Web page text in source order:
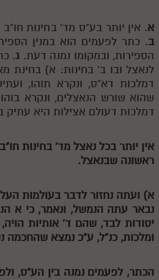
ספרים להורדה
מנוע חיפוש בספרים
תלמוד עשר הספירות בעיון
תלמוד עשר הספירות חלק א
תע"ס חלק ג' עיון
תלמוד עשר הספירות חלק ה
תלמוד עשר הספירות חלק ו
תלמוד עשר הספירות חלק ח
א. אין יותר בע"ס מד' בחינות
ב. כתר לפעמים הוא במנין
הספירות, ובמקומו נמנה דעת. ג.
לנאצל ובו ב' בחינות: א) בחינת
דמלכות דא"ס, ונקרא תוהו,
שהוא שורש הנאצלים, ונקרא
דמלכות דעולם אצילות היא עתיק
אין יותר בכל נאצל מד' בחינות
ראשונה שבנאצל.
א) ועתה נחזור לדבר בעולמות
נבאר עתה הנמשל, ונאמר, כי א
יסודות לבד, שהם ד' אותיות
ומלכות, כנ"ל, ע"כ נמצא שהחכמה
הכתר, לפעמים נמנה בין הע"ס,